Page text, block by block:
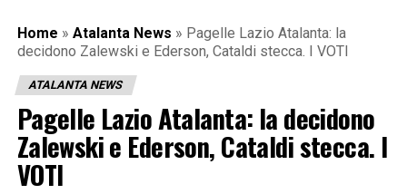
Home » Atalanta News » Pagelle Lazio Atalanta: la
decidono Zalewski e Ederson, Cataldi stecca. I VOTI
ATALANTA NEWS
Pagelle Lazio Atalanta: la decidono
Zalewski e Ederson, Cataldi stecca. I
VOTI